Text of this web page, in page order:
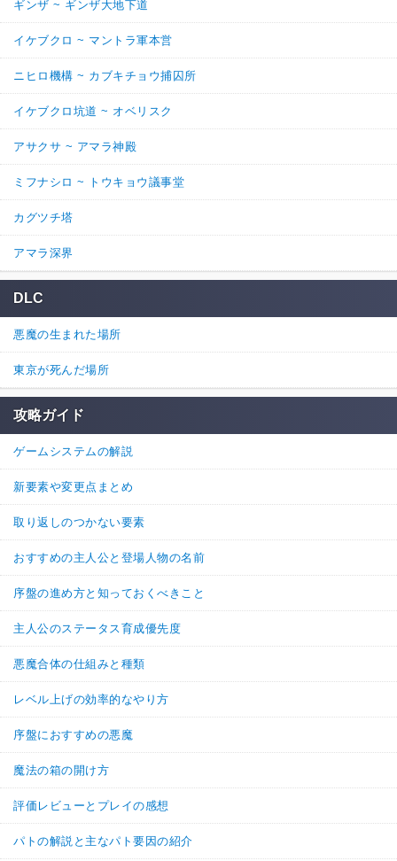
ギンザ ~ ギンザ大地下道
イケブクロ ~ マントラ軍本営
ニヒロ機構 ~ カブキチョウ捕囚所
イケブクロ坑道 ~ オベリスク
アサクサ ~ アマラ神殿
ミフナシロ ~ トウキョウ議事堂
カグツチ塔
アマラ深界
DLC
悪魔の生まれた場所
東京が死んだ場所
攻略ガイド
ゲームシステムの解説
新要素や変更点まとめ
取り返しのつかない要素
おすすめの主人公と登場人物の名前
序盤の進め方と知っておくべきこと
主人公のステータス育成優先度
悪魔合体の仕組みと種類
レベル上げの効率的なやり方
序盤におすすめの悪魔
魔法の箱の開け方
評価レビューとプレイの感想
パトの解説と主なパト要因の紹介